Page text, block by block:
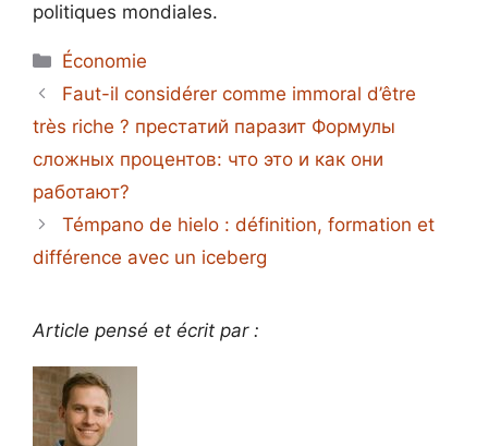
politiques mondiales.
Catégories
Économie
Faut-il considérer comme immoral d’être
très riche ? престатий паразит Формулы
сложных процентов: что это и как они
работают?
Témpano de hielo : définition, formation et
différence avec un iceberg
Article pensé et écrit par :